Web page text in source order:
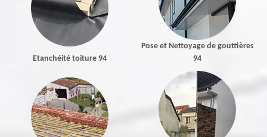
Etanchéité toiture 94
Pose et Nettoyage de gouttières
94